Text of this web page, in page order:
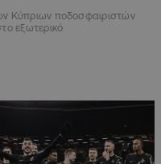
Κύπριων ποδοσφαιριστών
εξωτερικό